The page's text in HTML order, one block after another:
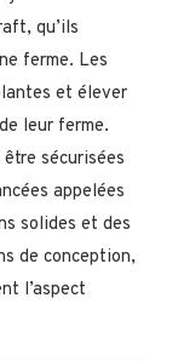
qu’ils
ferme. Les
et élever
leur ferme.
sécurisées
appelées
solides et des
de conception,
l’aspect